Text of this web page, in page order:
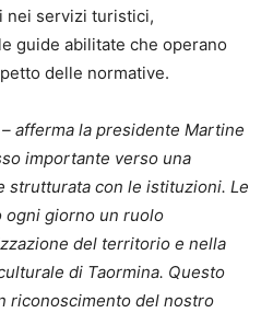
nei servizi turistici,
guide abilitate che operano
delle normative.
afferma la presidente Martine
importante verso una
strutturata con le istituzioni. Le
giorno un ruolo
del territorio e nella
di Taormina. Questo
riconoscimento del nostro